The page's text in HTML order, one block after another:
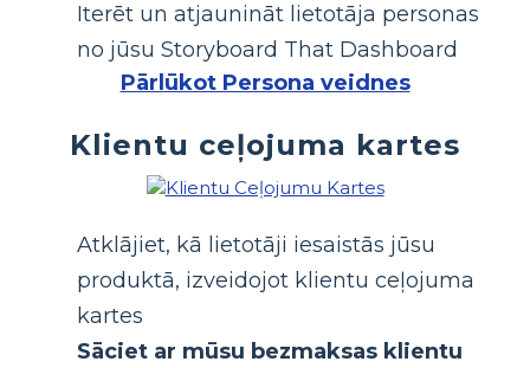
Iterēt un atjaunināt lietotāja personas
no jūsu Storyboard That Dashboard
Pārlūkot Persona veidnes
Klientu ceļojuma kartes
Atklājiet, kā lietotāji iesaistās jūsu
produktā, izveidojot klientu ceļojuma
kartes
Sāciet ar mūsu bezmaksas klientu